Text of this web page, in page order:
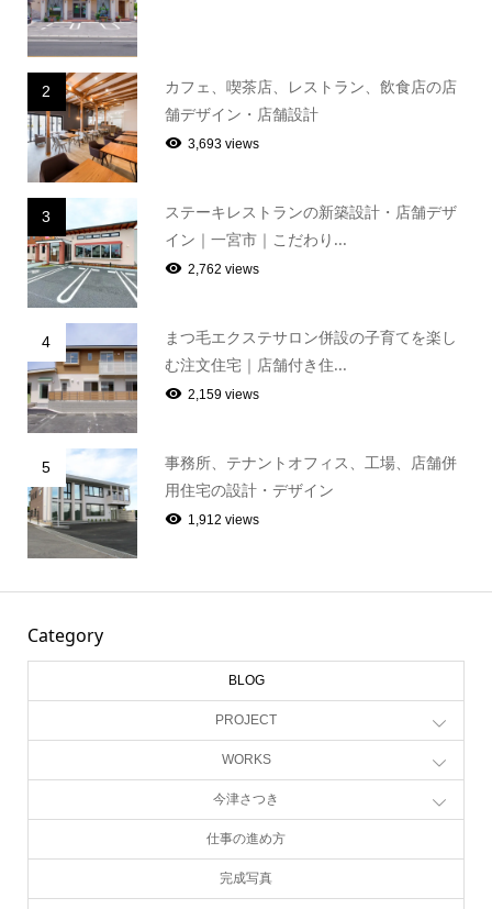
2
カフェ、喫茶店、レストラン、飲食店の店
舗デザイン・店舗設計
3,693 views
3
ステーキレストランの新築設計・店舗デザ
イン｜一宮市｜こだわり...
2,762 views
4
まつ毛エクステサロン併設の子育てを楽し
む注文住宅｜店舗付き住...
2,159 views
5
事務所、テナントオフィス、工場、店舗併
用住宅の設計・デザイン
1,912 views
Category
BLOG
PROJECT
WORKS
今津さつき
仕事の進め方
完成写真